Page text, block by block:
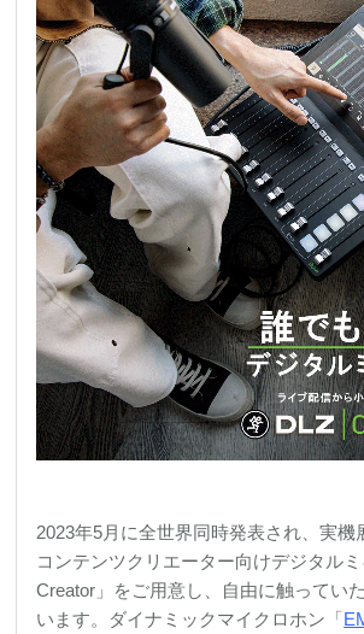
2023年5月に全世界同時発表され、実機
コンテンツクリエーター向けデジタル
Creator」をご用意し、自由に触ってい
います。ダイナミックマイクロホン「